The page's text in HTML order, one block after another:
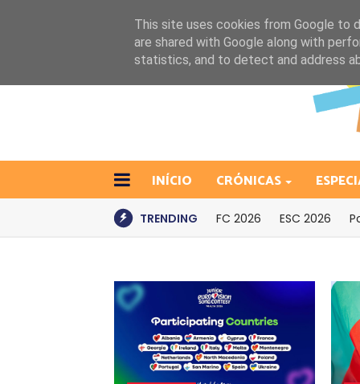
INÍCIO CRÓNICAS
TRENDING FC 2026 ESC 2026
This site uses cookies from Google to
are shared with Google along with
statistics, and to detect and address